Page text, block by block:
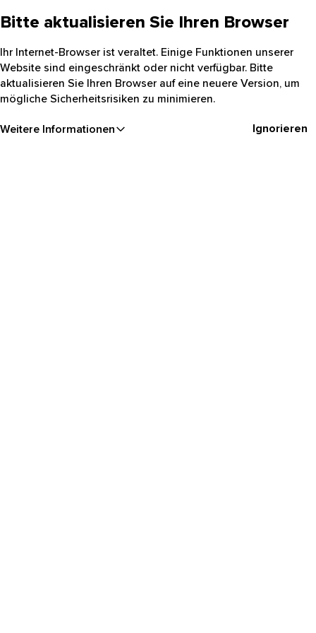
Bitte aktualisieren Sie Ihren Browser
Ihr Internet-Browser ist veraltet. Einige Funktionen unserer
Website sind eingeschränkt oder nicht verfügbar. Bitte
aktualisieren Sie Ihren Browser auf eine neuere Version, um
mögliche Sicherheitsrisiken zu minimieren.
Weitere Informationen Ignorieren